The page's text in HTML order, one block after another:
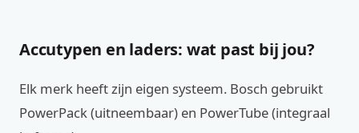
Accutypen en laders: wat past bij jou?
Elk merk heeft zijn eigen systeem. Bosch gebruikt
PowerPack (uitneembaar) en PowerTube (integraal